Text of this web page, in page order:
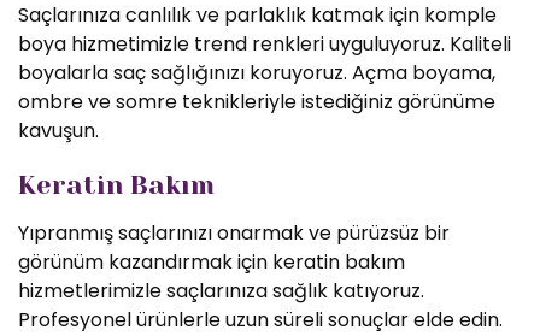
Saçlarınıza canlılık ve parlaklık katmak için komple
boya hizmetimizle trend renkleri uyguluyoruz. Kaliteli
boyalarla saç sağlığınızı koruyoruz. Açma boyama,
ombre ve somre teknikleriyle istediğiniz görünüme
kavuşun.
Keratin Bakım
Yıpranmış saçlarınızı onarmak ve pürüzsüz bir
görünüm kazandırmak için keratin bakım
hizmetlerimizle saçlarınıza sağlık katıyoruz.
Profesyonel ürünlerle uzun süreli sonuçlar elde edin.